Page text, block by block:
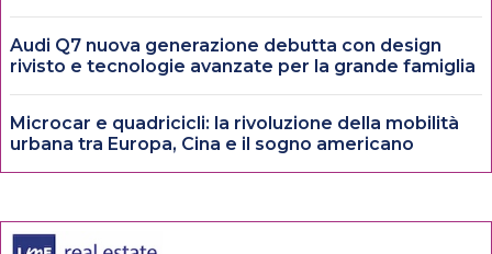
Audi Q7 nuova generazione debutta con design
rivisto e tecnologie avanzate per la grande famiglia
Microcar e quadricicli: la rivoluzione della mobilità
urbana tra Europa, Cina e il sogno americano